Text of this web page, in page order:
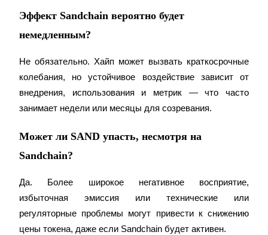
Больше событий
Логин Зарегистрироваться
Логин Зарегистрироваться
Эффект Sandchain вероятно будет
немедленным?
Не обязательно. Хайп может вызвать краткосрочные
колебания, но устойчивое воздействие зависит от
внедрения, использования и метрик — что часто
занимает недели или месяцы для созревания.
Может ли SAND упасть, несмотря на
Sandchain?
Да. Более широкое негативное восприятие,
избыточная эмиссия или технические или
регуляторные проблемы могут привести к снижению
цены токена, даже если Sandchain будет активен.